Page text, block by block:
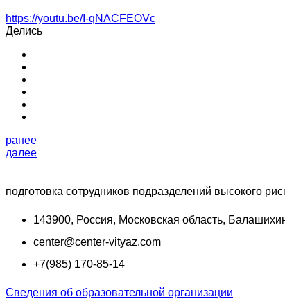
https://youtu.be/I-qNACFEOVc
Делись
ранее
далее
подготовка сотрудников подразделений высокого
143900, Россия, Московская область,
center@center-vityaz.com
+7(985) 170-85-14
Сведения об образовательной организации